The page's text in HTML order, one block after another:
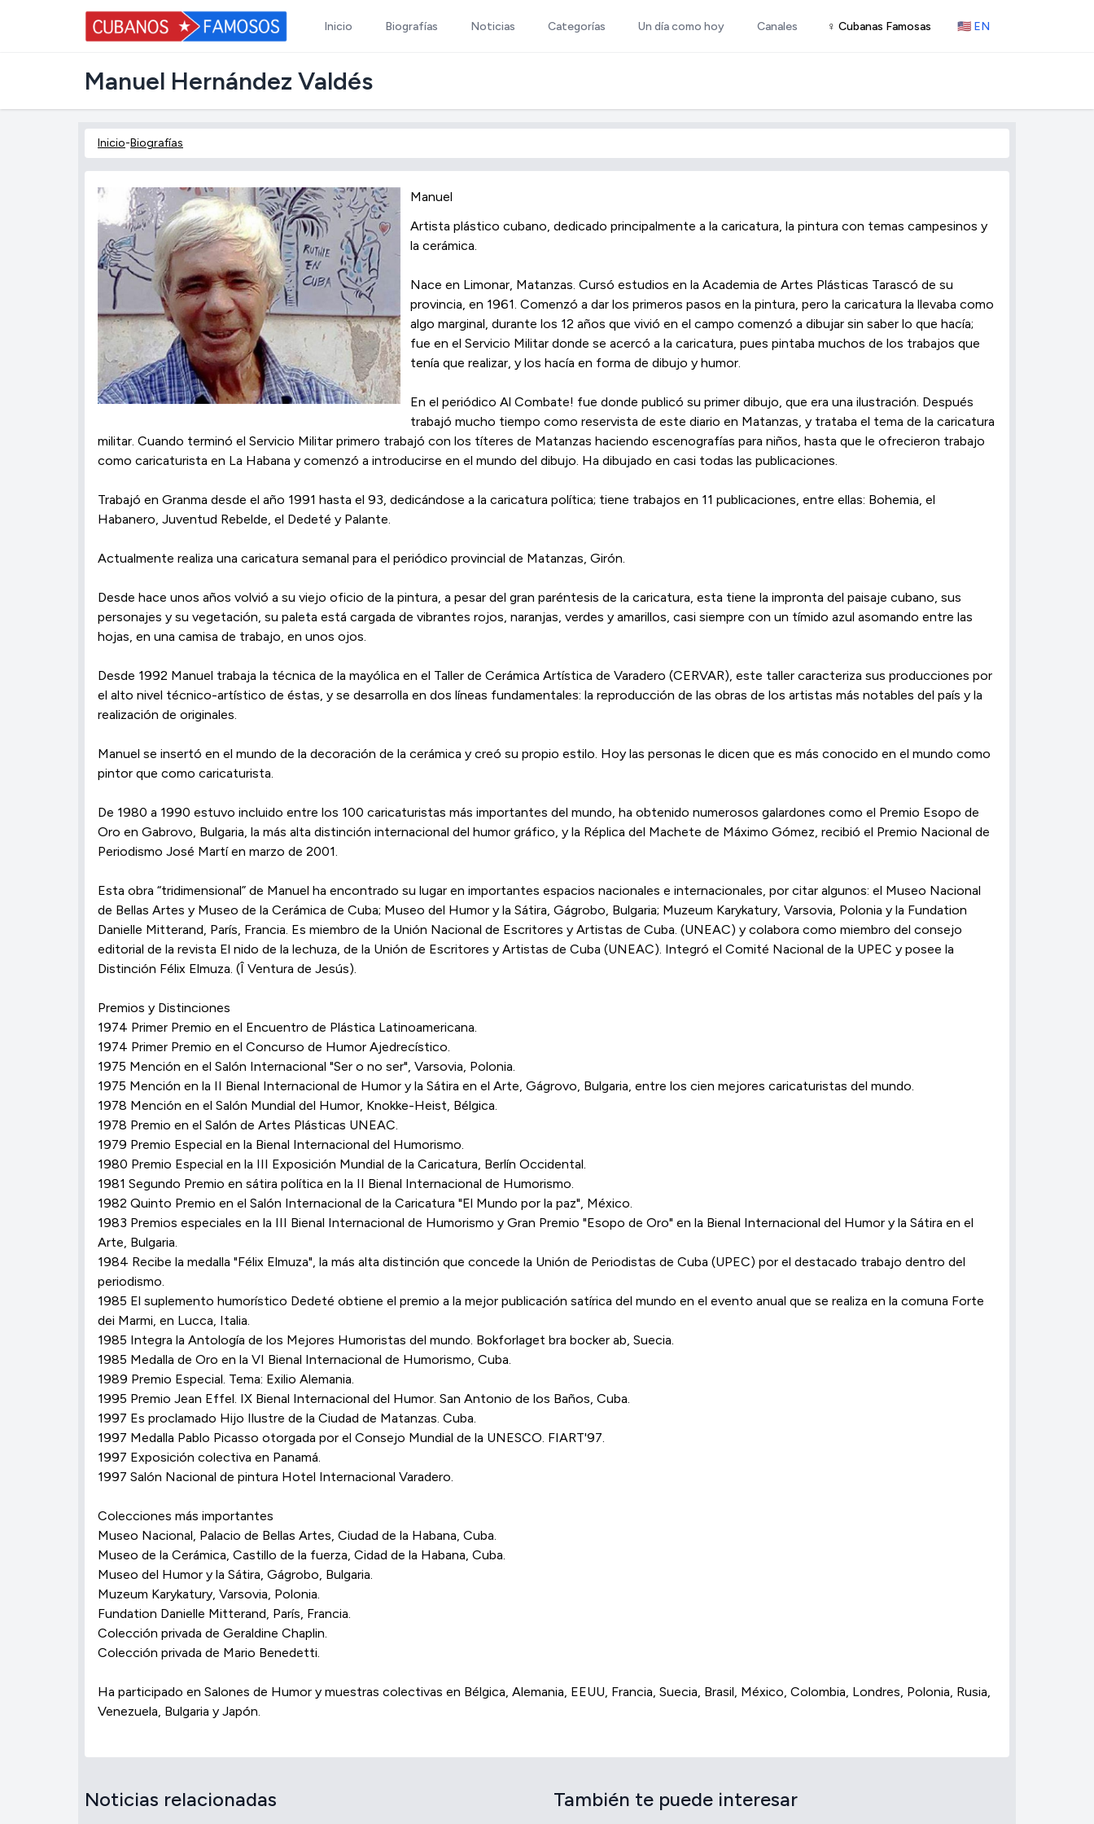
Inicio Biografías Noticias Categorías Un día como hoy Canales ♀ Cubanas Famosas 🇺🇸 EN
Manuel Hernández Valdés
Inicio-Biografías
Manuel
Artista plástico cubano, dedicado principalmente a la caricatura, la pintura con temas campesinos y
la cerámica.
Nace en Limonar, Matanzas. Cursó estudios en la Academia de Artes Plásticas Tarascó de su
provincia, en 1961. Comenzó a dar los primeros pasos en la pintura, pero la caricatura la llevaba como
algo marginal, durante los 12 años que vivió en el campo comenzó a dibujar sin saber lo que hacía;
fue en el Servicio Militar donde se acercó a la caricatura, pues pintaba muchos de los trabajos que
tenía que realizar, y los hacía en forma de dibujo y humor.
En el periódico Al Combate! fue donde publicó su primer dibujo, que era una ilustración. Después
trabajó mucho tiempo como reservista de este diario en Matanzas, y trataba el tema de la caricatura
militar. Cuando terminó el Servicio Militar primero trabajó con los títeres de Matanzas haciendo escenografías para niños, hasta que le ofrecieron trabajo
como caricaturista en La Habana y comenzó a introducirse en el mundo del dibujo. Ha dibujado en casi todas las publicaciones.
Trabajó en Granma desde el año 1991 hasta el 93, dedicándose a la caricatura política; tiene trabajos en 11 publicaciones, entre ellas: Bohemia, el
Habanero, Juventud Rebelde, el Dedeté y Palante.
Actualmente realiza una caricatura semanal para el periódico provincial de Matanzas, Girón.
Desde hace unos años volvió a su viejo oficio de la pintura, a pesar del gran paréntesis de la caricatura, esta tiene la impronta del paisaje cubano, sus
personajes y su vegetación, su paleta está cargada de vibrantes rojos, naranjas, verdes y amarillos, casi siempre con un tímido azul asomando entre las
hojas, en una camisa de trabajo, en unos ojos.
Desde 1992 Manuel trabaja la técnica de la mayólica en el Taller de Cerámica Artística de Varadero (CERVAR), este taller caracteriza sus producciones por
el alto nivel técnico-artístico de éstas, y se desarrolla en dos líneas fundamentales: la reproducción de las obras de los artistas más notables del país y la
realización de originales.
Manuel se insertó en el mundo de la decoración de la cerámica y creó su propio estilo. Hoy las personas le dicen que es más conocido en el mundo como
pintor que como caricaturista.
De 1980 a 1990 estuvo incluido entre los 100 caricaturistas más importantes del mundo, ha obtenido numerosos galardones como el Premio Esopo de
Oro en Gabrovo, Bulgaria, la más alta distinción internacional del humor gráfico, y la Réplica del Machete de Máximo Gómez, recibió el Premio Nacional de
Periodismo José Martí en marzo de 2001.
Esta obra “tridimensional” de Manuel ha encontrado su lugar en importantes espacios nacionales e internacionales, por citar algunos: el Museo Nacional
de Bellas Artes y Museo de la Cerámica de Cuba; Museo del Humor y la Sátira, Gágrobo, Bulgaria; Muzeum Karykatury, Varsovia, Polonia y la Fundation
Danielle Mitterand, París, Francia. Es miembro de la Unión Nacional de Escritores y Artistas de Cuba. (UNEAC) y colabora como miembro del consejo
editorial de la revista El nido de la lechuza, de la Unión de Escritores y Artistas de Cuba (UNEAC). Integró el Comité Nacional de la UPEC y posee la
Distinción Félix Elmuza. (Î Ventura de Jesús).
Premios y Distinciones
1974 Primer Premio en el Encuentro de Plástica Latinoamericana.
1974 Primer Premio en el Concurso de Humor Ajedrecístico.
1975 Mención en el Salón Internacional "Ser o no ser", Varsovia, Polonia.
1975 Mención en la II Bienal Internacional de Humor y la Sátira en el Arte, Gágrovo, Bulgaria, entre los cien mejores caricaturistas del mundo.
1978 Mención en el Salón Mundial del Humor, Knokke-Heist, Bélgica.
1978 Premio en el Salón de Artes Plásticas UNEAC.
1979 Premio Especial en la Bienal Internacional del Humorismo.
1980 Premio Especial en la III Exposición Mundial de la Caricatura, Berlín Occidental.
1981 Segundo Premio en sátira política en la II Bienal Internacional de Humorismo.
1982 Quinto Premio en el Salón Internacional de la Caricatura "El Mundo por la paz", México.
1983 Premios especiales en la III Bienal Internacional de Humorismo y Gran Premio "Esopo de Oro" en la Bienal Internacional del Humor y la Sátira en el
Arte, Bulgaria.
1984 Recibe la medalla "Félix Elmuza", la más alta distinción que concede la Unión de Periodistas de Cuba (UPEC) por el destacado trabajo dentro del
periodismo.
1985 El suplemento humorístico Dedeté obtiene el premio a la mejor publicación satírica del mundo en el evento anual que se realiza en la comuna Forte
dei Marmi, en Lucca, Italia.
1985 Integra la Antología de los Mejores Humoristas del mundo. Bokforlaget bra bocker ab, Suecia.
1985 Medalla de Oro en la VI Bienal Internacional de Humorismo, Cuba.
1989 Premio Especial. Tema: Exilio Alemania.
1995 Premio Jean Effel. IX Bienal Internacional del Humor. San Antonio de los Baños, Cuba.
1997 Es proclamado Hijo Ilustre de la Ciudad de Matanzas. Cuba.
1997 Medalla Pablo Picasso otorgada por el Consejo Mundial de la UNESCO. FIART'97.
1997 Exposición colectiva en Panamá.
1997 Salón Nacional de pintura Hotel Internacional Varadero.
Colecciones más importantes
Museo Nacional, Palacio de Bellas Artes, Ciudad de la Habana, Cuba.
Museo de la Cerámica, Castillo de la fuerza, Cidad de la Habana, Cuba.
Museo del Humor y la Sátira, Gágrobo, Bulgaria.
Muzeum Karykatury, Varsovia, Polonia.
Fundation Danielle Mitterand, París, Francia.
Colección privada de Geraldine Chaplin.
Colección privada de Mario Benedetti.
Ha participado en Salones de Humor y muestras colectivas en Bélgica, Alemania, EEUU, Francia, Suecia, Brasil, México, Colombia, Londres, Polonia, Rusia,
Venezuela, Bulgaria y Japón.
Noticias relacionadas También te puede interesar